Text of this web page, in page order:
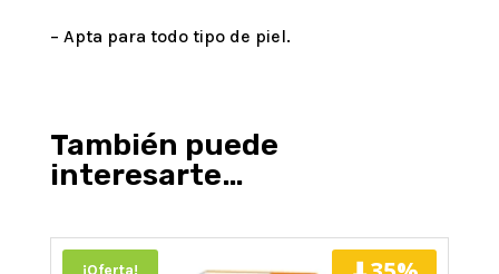
– Apta para todo tipo de piel.
También puede
interesarte…